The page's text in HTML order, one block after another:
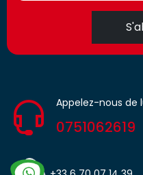
Appelez-nous de
0751062619